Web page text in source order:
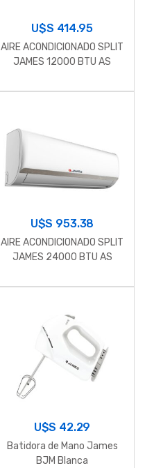
U$S 414.95
AIRE ACONDICIONADO SPLIT
JAMES 12000 BTU AS
U$S 953.38
AIRE ACONDICIONADO SPLIT
JAMES 24000 BTU AS
U$S 42.29
Batidora de Mano James
BJM Blanca